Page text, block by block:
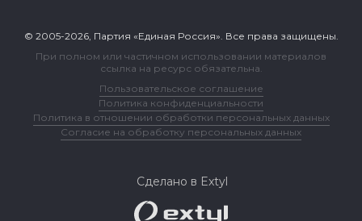
© 2005-2026, Партия «Единая Россия». Все права защищены.
При полном или частичном использовании материалов
ссылка на ресурс обязательна.
Пользовательское соглашение
Политика конфиденциальности
Политика в отношении обработки персональных данных
Согласие на обработку персональных данных
Сделано в Extyl